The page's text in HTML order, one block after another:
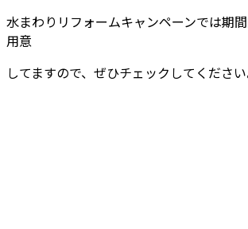
水まわりリフォームキャンペーンでは期
用意
してますので、ぜひチェックしてください